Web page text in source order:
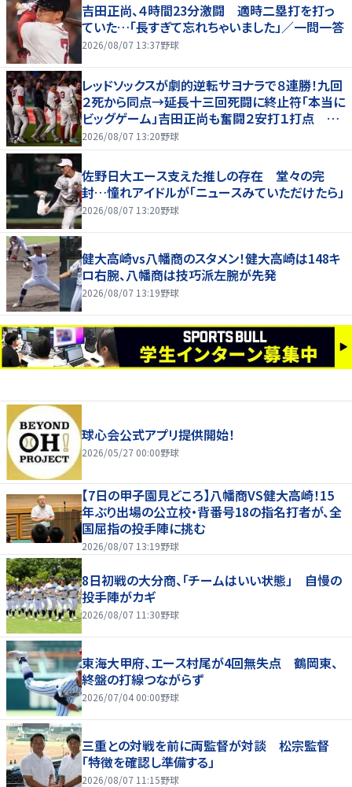
吉田正尚、４時間23分激闘 適時二塁打を打っ
ていた…「長すぎて忘れちゃいました」／一問一答
2026/08/07 13:37野球
レッドソックスが劇的逆転サヨナラで８連勝！九回
２死から同点→延長十三回死闘に終止符「本当に
ビッグゲーム」吉田正尚も奮闘２安打１打点 本
拠地熱狂
2026/08/07 13:20野球
佐野日大エース支えた推しの存在 堂々の完
封…憧れアイドルが「ニュースみていただけたら」
2026/08/07 13:20野球
健大高崎vs八幡商のスタメン！健大高崎は148キ
ロ右腕、八幡商は技巧派左腕が先発
2026/08/07 13:19野球
球心会公式アプリ提供開始！
2026/05/27 00:00野球
【7日の甲子園見どころ】八幡商VS健大高崎！15
年ぶり出場の公立校・背番号18の指名打者が、全
国屈指の投手陣に挑む
2026/08/07 13:19野球
8日初戦の大分商、「チームはいい状態」 自慢の
投手陣がカギ
2026/08/07 11:30野球
東海大甲府、エース村尾が4回無失点 鶴岡東、
終盤の打線つながらず
2026/07/04 00:00野球
三重との対戦を前に両監督が対談 松宗監督
「特徴を確認し準備する」
2026/08/07 11:15野球